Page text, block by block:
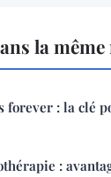
la
forever : la clé
: